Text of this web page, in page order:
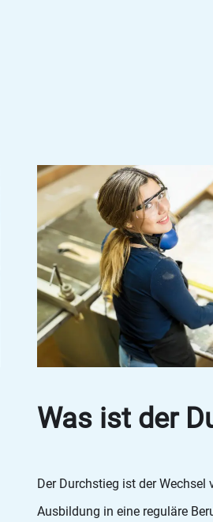
Was ist der
Der Durchstieg ist der Wechsel
Ausbildung in eine reguläre